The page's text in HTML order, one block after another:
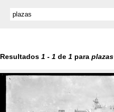
Resultados 1 - 1 de 1 para plazas